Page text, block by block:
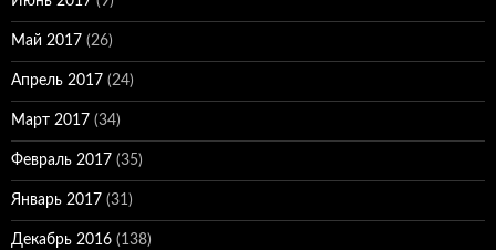
Май 2017 (26)
Апрель 2017 (24)
Март 2017 (34)
Февраль 2017 (35)
Январь 2017 (31)
Декабрь 2016 (138)